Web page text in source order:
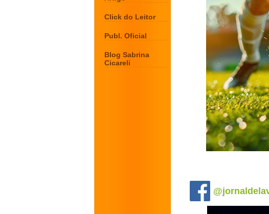
Click do Leitor
Publ. Oficial
Blog Sabrina
Cicareli